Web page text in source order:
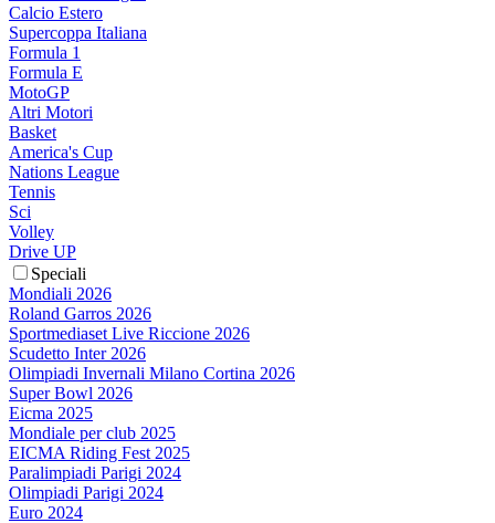
Calcio Estero
Supercoppa Italiana
Formula 1
Formula E
MotoGP
Altri Motori
Basket
America's Cup
Nations League
Tennis
Sci
Volley
Drive UP
Speciali
Mondiali 2026
Roland Garros 2026
Sportmediaset Live Riccione 2026
Scudetto Inter 2026
Olimpiadi Invernali Milano Cortina 2026
Super Bowl 2026
Eicma 2025
Mondiale per club 2025
EICMA Riding Fest 2025
Paralimpiadi Parigi 2024
Olimpiadi Parigi 2024
Euro 2024